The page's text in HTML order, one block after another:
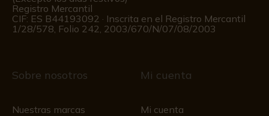
Registro Mercantil
CIF: ES B44193092 · Inscrita en el Registro Mercantil
1/28/578, Folio 242, 2003/670/N/07/08/2003
Sobre nosotros
Nuestras marcas
Mi cuenta
Mi cuenta